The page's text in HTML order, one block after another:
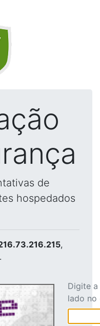
de
hospedados
,
Digite
lado no